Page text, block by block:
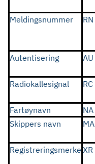
Meldingsnummer
RN
Autentisering
AU
Radiokallesignal
RC
Fartøynavn
NA
Skippers navn
MA
Registreringsmerke XR